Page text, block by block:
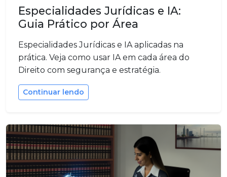
Especialidades Jurídicas e IA:
Guia Prático por Área
Especialidades Jurídicas e IA aplicadas na
prática. Veja como usar IA em cada área do
Direito com segurança e estratégia.
Continuar lendo